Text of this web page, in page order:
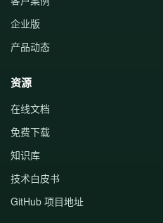
企业版
产品动态
资源
在线文档
免费下载
知识库
技术白皮书
GitHub 项目地址